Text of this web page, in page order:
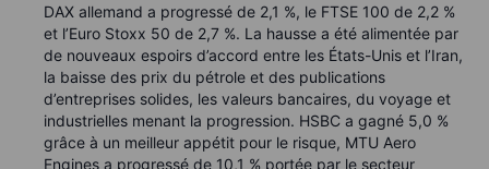
DAX allemand a progressé de 2,1 %, le FTSE 100 de 2,2 %
et l’Euro Stoxx 50 de 2,7 %. La hausse a été alimentée par
de nouveaux espoirs d’accord entre les États-Unis et l’Iran,
la baisse des prix du pétrole et des publications
d’entreprises solides, les valeurs bancaires, du voyage et
industrielles menant la progression. HSBC a gagné 5,0 %
grâce à un meilleur appétit pour le risque, MTU Aero
Engines a progressé de 10,1 % portée par le secteur